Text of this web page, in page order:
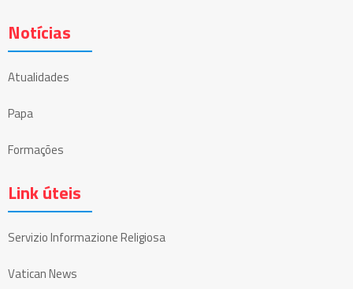
Notícias
Atualidades
Papa
Formações
Link úteis
Servizio Informazione Religiosa
Vatican News